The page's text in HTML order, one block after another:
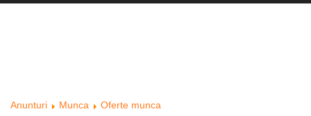
Anunturi Munca Oferte munca